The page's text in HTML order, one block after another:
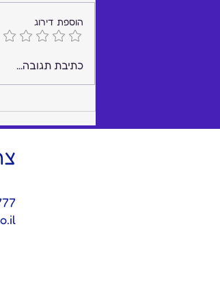
Ends and
at the Top
הוספת דירוג
כתיבת תגובה...